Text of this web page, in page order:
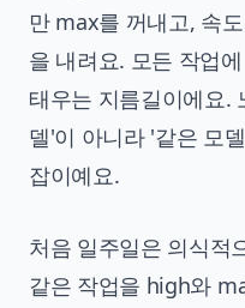
만 max를 꺼내고, 속
을 내려요. 모든 작업
태우는 지름길이에요.
델'이 아니라 '같은 모
잡이예요.
처음 일주일은 의식적
같은 작업을 high와